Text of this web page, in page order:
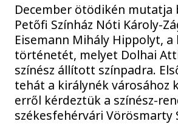
December ötödikén mutatja
Petőfi Színház Nóti Károly-
Eisemann Mihály Hippolyt, a
történetét, melyet Dolhai
színész állított színpadra.
tehát a királynék városához
erről kérdeztük a színész-
székesfehérvári Vörösmarty